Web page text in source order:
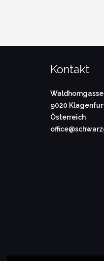
Kontakt
9020
Österreich